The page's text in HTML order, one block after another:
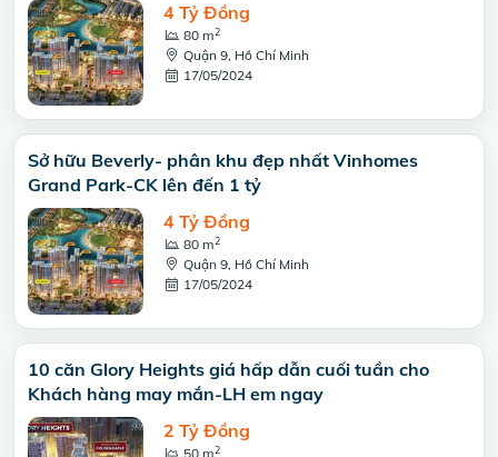
4 Tỷ Đồng
80 m2
Quận 9, Hồ Chí Minh
17/05/2024
Sở hữu Beverly- phân khu đẹp nhất Vinhomes
Grand Park-CK lên đến 1 tỷ
4 Tỷ Đồng
80 m2
Quận 9, Hồ Chí Minh
17/05/2024
10 căn Glory Heights giá hấp dẫn cuối tuần cho
Khách hàng may mắn-LH em ngay
2 Tỷ Đồng
50 m2